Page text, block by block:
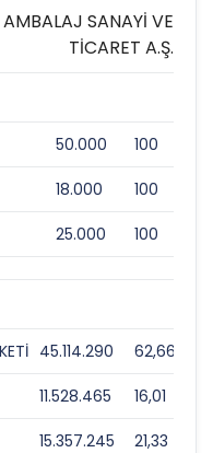
SANAYİ VE
TİCARET A.Ş.
50.000 100
18.000 100
25.000 100
45.114.290 62,66
11.528.465 16,01
15.357.245 21,33